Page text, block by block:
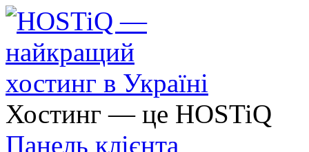
Хостинг — це HOSTiQ
Панель клієнта